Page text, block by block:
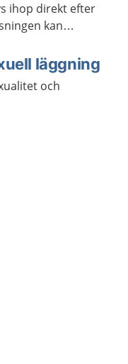
ihop direkt efter
kan
går över.
läggning
och